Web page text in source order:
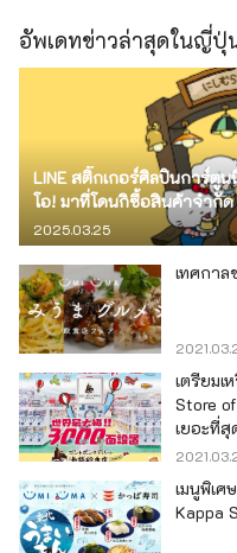
อัพเดทข่าวล่าสุดในญี่ปุ่
LINE สติ๊กเกอร์ศิลปินการ์ตู
โอ! มาที่โดนกิซื้อสินค้าจำกัด
2025.03.25
เทศกา
เตรียม
Store
เยอะที่สุ
เมนูพิเศ
Kappa